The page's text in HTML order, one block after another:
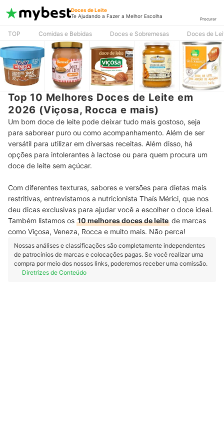
Doces de Leite
Te Ajudando a Fazer a Melhor Escolha
Procurar
TOP Comidas e Bebidas Doces e Sobremesas Doces de
Top 10 Melhores Doces de Leite em
2026 (Viçosa, Rocca e mais)
Um bom doce de leite pode deixar tudo mais gostoso, seja
para saborear puro ou como acompanhamento. Além de ser
versátil para utilizar em diversas receitas. Além disso, há
opções para intolerantes à lactose ou para quem procura um
doce de leite sem açúcar.
Com diferentes texturas, sabores e versões para dietas mais
restritivas, entrevistamos a nutricionista Thaís Mérici, que nos
deu dicas exclusivas para ajudar você a escolher o doce ideal.
Também listamos os 10 melhores doces de leite de marcas
como Viçosa, Veneza, Rocca e muito mais. Não perca!
Nossas análises e classificações são completamente independentes
de patrocínios de marcas e colocações pagas. Se você realizar uma
compra por meio dos nossos links, poderemos receber uma comissão.
Diretrizes de Conteúdo